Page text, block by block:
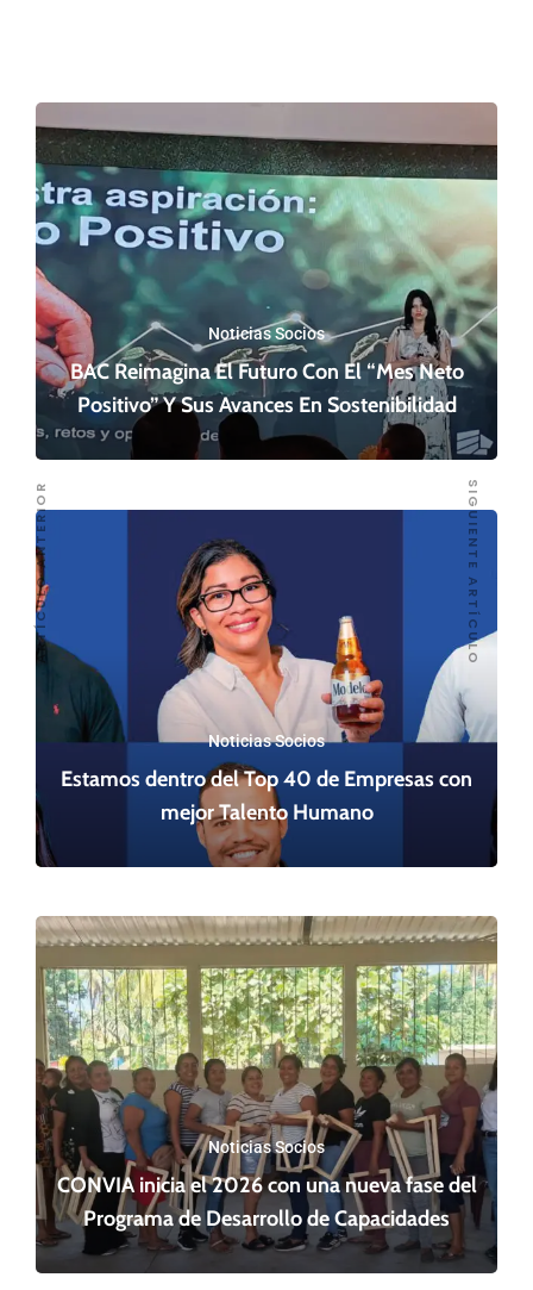
Noticias Socios
BAC Reimagina El Futuro Con El “Mes Neto
Positivo” Y Sus Avances En Sostenibilidad
Noticias Socios
Estamos dentro del Top 40 de Empresas con
mejor Talento Humano
Noticias Socios
CONVIA inicia el 2026 con una nueva fase del
Programa de Desarrollo de Capacidades
ARTÍCULO ANTERIOR SIGUIENTE ARTÍCULO